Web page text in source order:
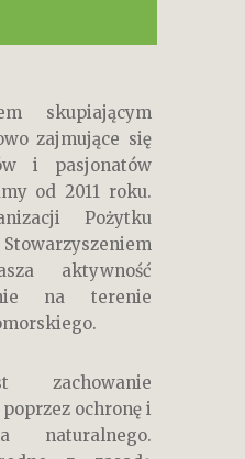
skupiającym
zajmujące się
i pasjonatów
od 2011 roku.
Pożytku
aktywność
na terenie
zachowanie
ochronę i
naturalnego.